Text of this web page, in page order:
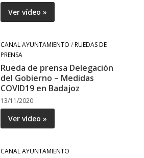
Ver vídeo »
CANAL AYUNTAMIENTO /RUEDAS DE
PRENSA
Rueda de prensa Delegación
del Gobierno – Medidas
COVID19 en Badajoz
13/11/2020
Ver vídeo »
CANAL AYUNTAMIENTO